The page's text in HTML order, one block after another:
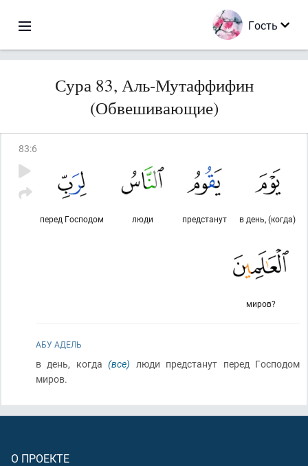
Гость
Сура 83, Аль-Мутаффифин
(Обвешивающие)
83:6
в день, (когда)
предстанут
люди
перед Господом
миров?
АБУ АДЕЛЬ
в день, когда(все) люди предстанут перед Господом
миров.
О ПРОЕКТЕ